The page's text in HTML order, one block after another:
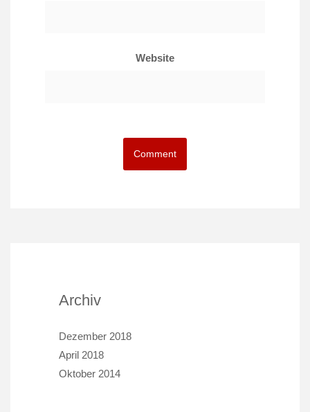
Website
Archiv
Dezember 2018
April 2018
Oktober 2014